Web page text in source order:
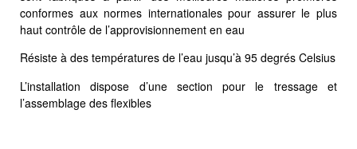
conformes aux normes internationales pour assurer le plus
haut contrôle de l’approvisionnement en eau
Résiste à des températures de l’eau jusqu’à 95 degrés Celsius
L’installation dispose d’une section pour le tressage et
l’assemblage des flexibles